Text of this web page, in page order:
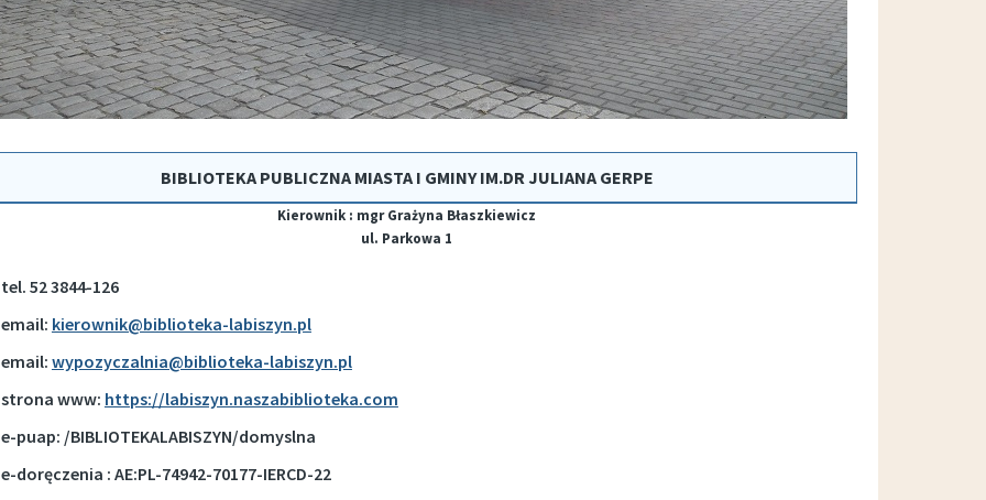
BIBLIOTEKA PUBLICZNA MIASTA I GMINY IM.DR JULIANA GERPE
Kierownik : mgr Grażyna Błaszkiewicz
ul. Parkowa 1
tel. 52 3844-126
email: kierownik@biblioteka-labiszyn.pl
email: wypozyczalnia@biblioteka-labiszyn.pl
strona www: https://labiszyn.naszabiblioteka.com
e-puap: /BIBLIOTEKALABISZYN/domyslna
e-doręczenia : AE:PL-74942-70177-IERCD-22